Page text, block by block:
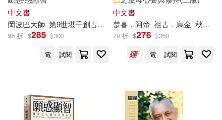
編輯部(5) 羅國盛(5)
翊銜(5)
蔡宜蓉(5)
PENTATONE(15) 上揚(15)
中國華僑出版社(14)
中文書
岡波巴大師 第9世堪千創古仁波切 堪布羅卓丹傑
95 折 $285 $300
電
試閱
中文書
楚喜．阿帝 祖古．烏金 秋吉．林
79 折 $276 $350
電
試閱